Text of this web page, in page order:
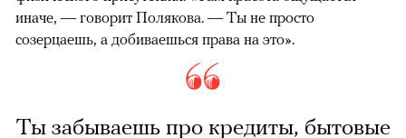
иначе, — говорит Полякова. — Ты не просто
созерцаешь, а добиваешься права на это».
Ты забываешь про кредиты, бытовые